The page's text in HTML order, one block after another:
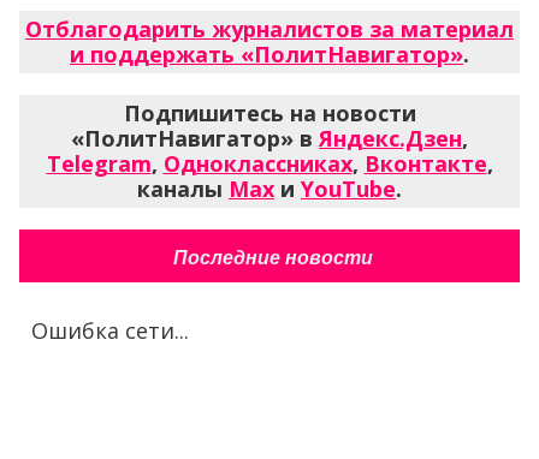
Отблагодарить журналистов за материал
и поддержать «ПолитНавигатор».
Подпишитесь на новости
«ПолитНавигатор» вЯндекс.Дзен,
Telegram, Одноклассниках, Вконтакте,
каналы Max и YouTube.
Последние новости
Ошибка сети...